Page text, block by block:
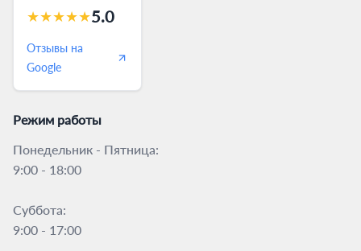
★★★★★5.0
Отзывы на
Google
Режим работы
Понедельник - Пятница:
9:00 - 18:00
Суббота:
9:00 - 17:00